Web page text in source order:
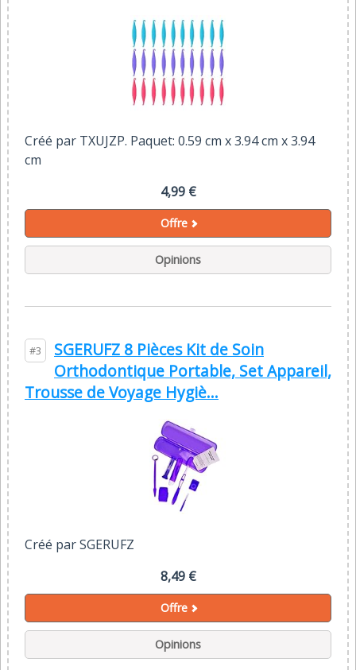
Créé par TXUJZP. Paquet: 0.59 cm x 3.94 cm x 3.94
cm
4,99 €
Offre
Opinions
#3
SGERUFZ 8 Pièces Kit de Soin
Orthodontique Portable, Set Appareil,
Trousse de Voyage Hygiè...
Créé par SGERUFZ
8,49 €
Offre
Opinions